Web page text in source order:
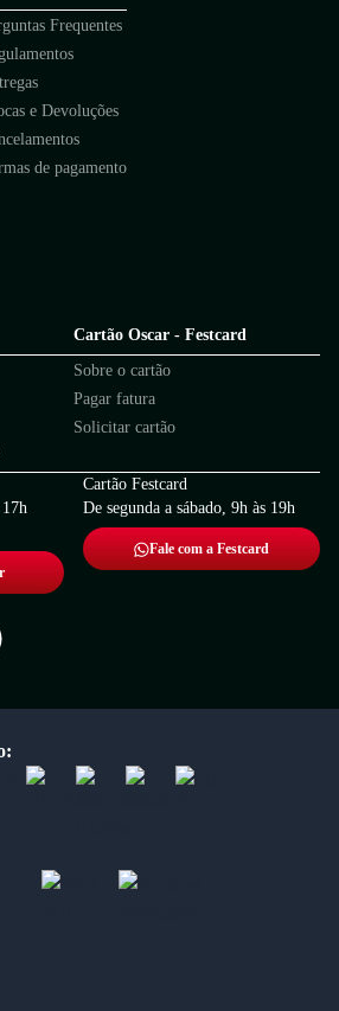
Frequentes
e Devoluções
de pagamento
Cartão Oscar - Festcard
Sobre o cartão
Pagar fatura
Solicitar cartão
17h
Cartão Festcard
De segunda a sábado, 9h às 19h
Fale com a Festcard